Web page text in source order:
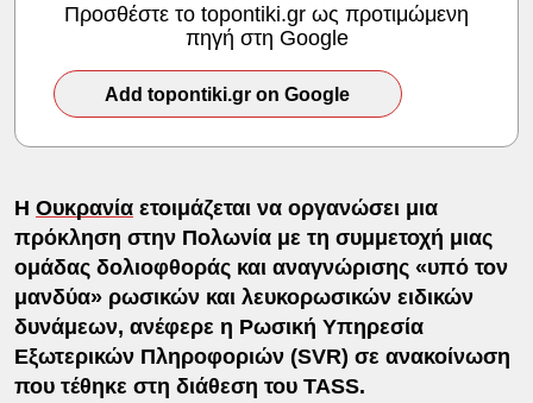
Προσθέστε το topontiki.gr ως προτιμώμενη
πηγή στη Google
Add topontiki.gr on Google
Η Ουκρανίαετοιμάζεται να οργανώσει μια
πρόκληση στην Πολωνία με τη συμμετοχή μιας
ομάδας δολιοφθοράς και αναγνώρισης «υπό τον
μανδύα» ρωσικών και λευκορωσικών ειδικών
δυνάμεων, ανέφερε η Ρωσική Υπηρεσία
Εξωτερικών Πληροφοριών (SVR) σε ανακοίνωση
που τέθηκε στη διάθεση του TASS.